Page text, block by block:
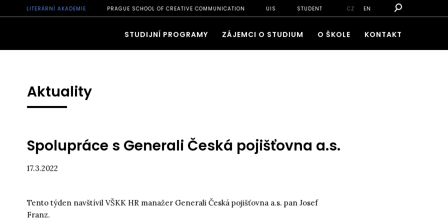
LITERÁRNÍ AKADEMIE PRAGUE SCHOOL OF CREATIVE COMMUNICATION UIS STUDENT CZ EN
STUDIJNÍ PROGRAMY ZÁJEMCI O STUDIUM O ŠKOLE KONTAKT
Aktuality
Spolupráce s Generali Česká pojišťovna a.s.
17.3.2022
Tento týden navštívil VŠKK HR manažer Generali Česká pojišťovna a.s. pan Josef
Franz.